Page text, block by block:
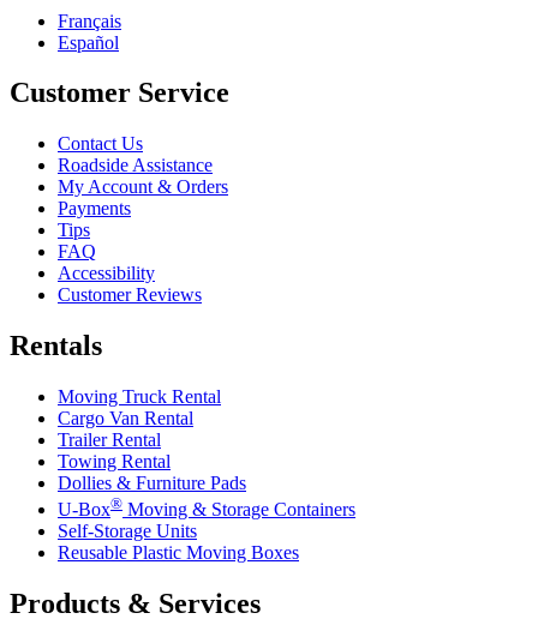
Français
Español
Customer Service
Contact Us
Roadside Assistance
My Account & Orders
Payments
Tips
FAQ
Accessibility
Customer Reviews
Rentals
Moving Truck Rental
Cargo Van Rental
Trailer Rental
Towing Rental
Dollies & Furniture Pads
U-Box® Moving & Storage Containers
Self-Storage Units
Reusable Plastic Moving Boxes
Products & Services